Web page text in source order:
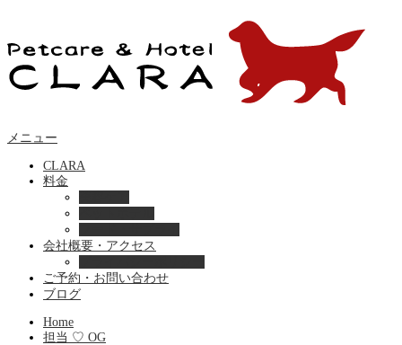
メニュー
CLARA
料金
会社概要・アクセス
ご予約・お問い合わせ
ブログ
Home
担当 ♡ OG